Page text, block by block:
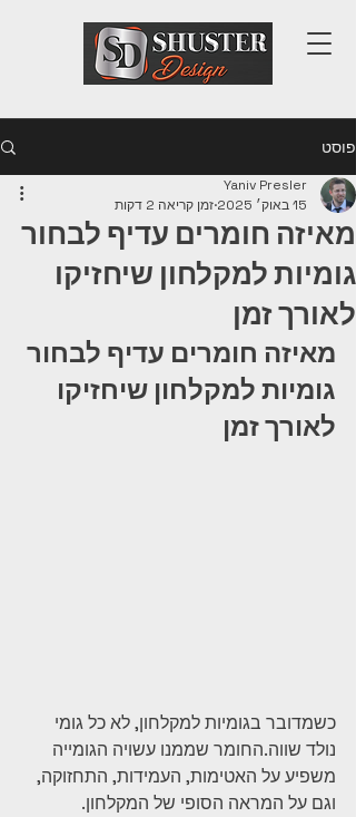
פוסט
מאיזה חומרים עדיף לבחור
גומיות למקלחון שיחזיקו
לאורך זמן
Yaniv Presler
15 באוק׳ 2025
זמן קריאה 2 דקות
מאיזה חומרים עדיף לבחור
גומיות למקלחון שיחזיקו
לאורך זמן
כשמדובר בגומיות למקלחון, לא כל גומי
נולד שווה.החומר שממנו עשויה הגומייה
משפיע על האטימות, העמידות, התחזוקה,
וגם על המראה הסופי של המקלחון.